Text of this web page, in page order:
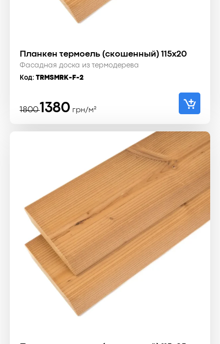
Планкен термоель (скошенный) 115x20
Фасадная доска из термодерева
Код: TRMSMRK-F-2
1800
Первоначальная
составляла
1380
Текущая
1380 ₴.
грн/м²